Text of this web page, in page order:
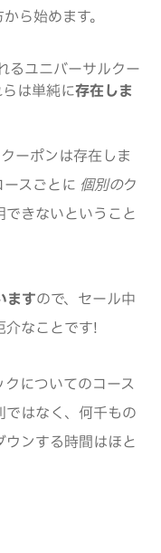
ら始めます。
るユニバーサルクー
は単純に存在しま
ーポンは存在しま
スごとに 個別のク
きないということ
ますので、セール中
介なことです!
についてのコース
はなく、何千もの
ンする時間はほと